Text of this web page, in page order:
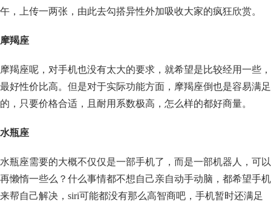
午，上传一两张，由此去勾搭异性外加吸收大家的疯狂欣赏。
摩羯座
摩羯座呢，对手机也没有太大的要求，就希望是比较经用一些，
最好性价比高。但是对于实际功能方面，摩羯座倒也是容易满足
的，只要价格合适，且耐用系数极高，怎么样的都好商量。
水瓶座
水瓶座需要的大概不仅仅是一部手机了，而是一部机器人，可以
再懒惰一些么？什么事情都不想自己亲自动手动脑，都希望手机
来帮自己解决，siri可能都没有那么高智商吧，手机暂时还满足